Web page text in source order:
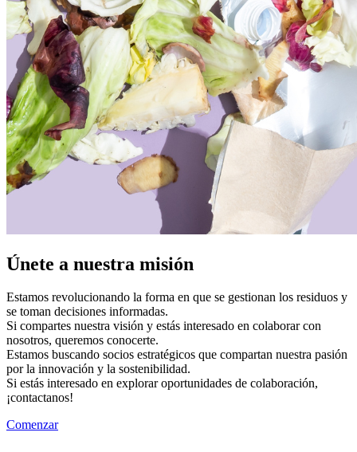
Únete a nuestra misión
Estamos revolucionando la forma en que se gestionan los residuos y
se toman decisiones informadas.
Si compartes nuestra visión y estás interesado en colaborar con
nosotros, queremos conocerte.
Estamos buscando socios estratégicos que compartan nuestra pasión
por la innovación y la sostenibilidad.
Si estás interesado en explorar oportunidades de colaboración,
¡contactanos!
Comenzar